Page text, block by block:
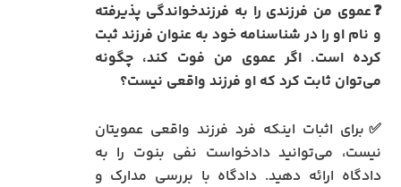
❓عموی من فرزندی را به فرزندخواندگی پذیرفته
و نام او را در شناسنامه خود به عنوان فرزند ثبت
کرده است. اگر عموی من فوت کند، چگونه
می‌توان ثابت کرد که او فرزند واقعی نیست؟
✅برای اثبات اینکه فرد فرزند واقعی عمویتان
نیست، می‌توانید دادخواست نفی بنوت را به
دادگاه ارائه دهید. دادگاه با بررسی مدارک و